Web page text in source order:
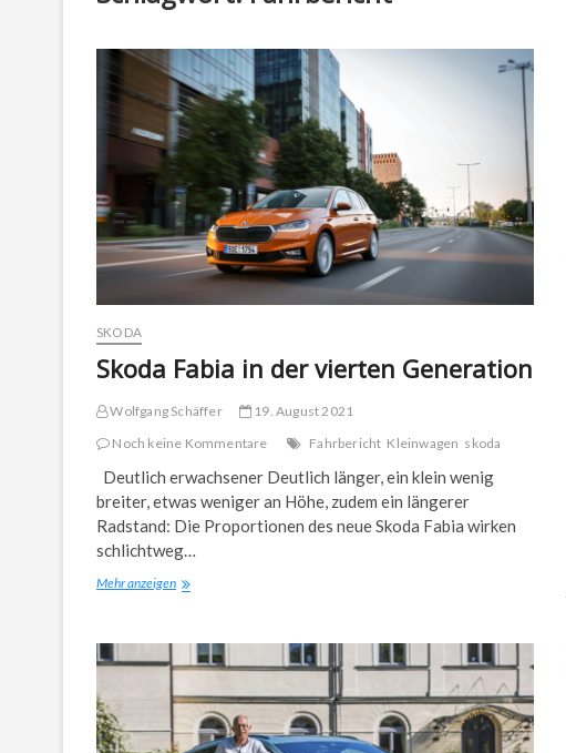
SKODA
Skoda Fabia in der vierten Generation
Wolfgang Schäffer
19. August 2021
Noch keine Kommentare
Fahrbericht Kleinwagen skoda
Deutlich erwachsener Deutlich länger, ein klein wenig
breiter, etwas weniger an Höhe, zudem ein längerer
Radstand: Die Proportionen des neue Skoda Fabia wirken
schlichtweg…
Mehr anzeigenSkoda
der
vierten